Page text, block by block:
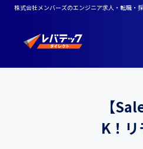
株式会社メンバーズのエンジニア求人・転職・
【
K！